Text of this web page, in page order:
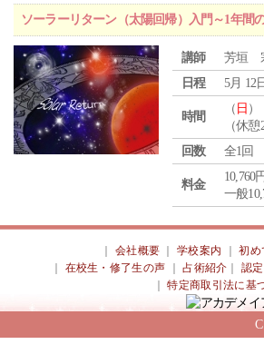
ソーラーリターン（太陽回帰）入門～1年間
講師
芳垣
日程
5月 12
時間
（ 日 ）
（休
回数
全1回
料金
10,760
一般
会社概要 ｜学校案内 ｜初め
在校生・修了生の声 ｜占術紹介 ｜認
｜特定商取引法に基